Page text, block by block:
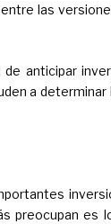
las
anticipar
a determinar
preocupan es